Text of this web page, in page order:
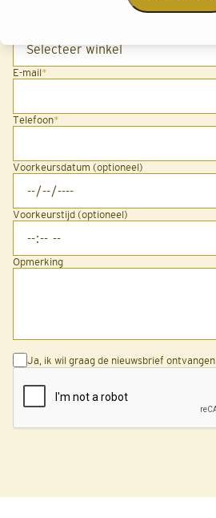
E-mail*
Telefoon*
Voorkeursdatum (optioneel)
Voorkeurstijd (optioneel)
Opmerking
Ja, ik wil graag de nieuwsbrief ontvangen